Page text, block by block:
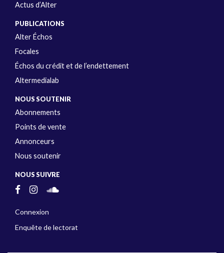
Actus d’Alter
PUBLICATIONS
Alter Échos
Focales
Échos du crédit et de l’endettement
Altermedialab
NOUS SOUTENIR
Abonnements
Points de vente
Annonceurs
Nous soutenir
NOUS SUIVRE
Connexion
Enquête de lectorat